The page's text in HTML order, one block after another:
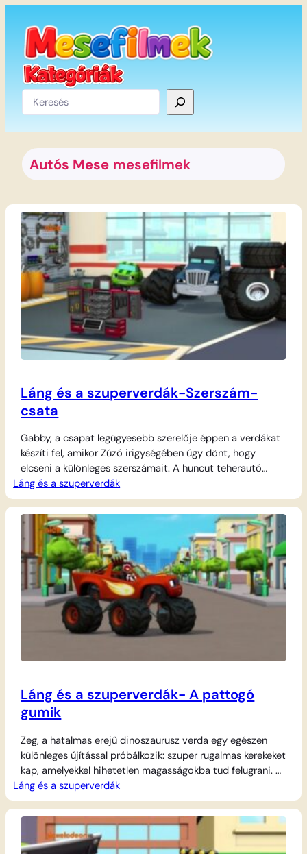
tartalomhoz
Keresés
Autós Mese mesefilmek
Láng és a szuperverdák-Szerszám-
csata
Gabby, a csapat legügyesebb szerelője éppen a verdákat
készíti fel, amikor Zúzó irigységében úgy dönt, hogy
elcseni a különleges szerszámait. A huncut teherautó
elmenekül a zsákmánnyal, de Láng és AJ azonnal a
nyomába erednek, hogy visszaszerezzék az elveszett
eszközöket. A kalandos üldözés során különleges trükkökre
és szélsebes száguldásra van szükség, hogy túljárjanak
Zúzó eszén és…
Láng és a szuperverdák
Láng és a szuperverdák- A pattogó
gumik
Zeg, a hatalmas erejű dinoszaurusz verda egy egészen
különleges újítással próbálkozik: szuper rugalmas kerekeket
kap, amelyekkel hihetetlen magasságokba tud felugrani. A
kísérlet azonban váratlan fordulatot vesz, amikor a
pattogás irányíthatatlanná válik, és Zeg tehetetlenül ugrál
végig egész Tengelyvároson. Láng és AJ azonnal barátjuk
segítségére sietnek, hogy megfékezzék a vadul ugrándozó
gumikat. A mentőakcióhoz szükség lesz…
Láng és a szuperverdák